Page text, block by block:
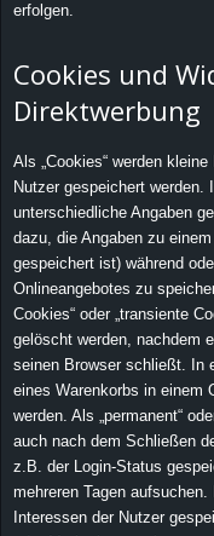
erfolgen.
Cookies und
Direktwerbung
Als „Cookies“ werden
Nutzer gespeichert werden.
unterschiedliche Angaben
dazu, die Angaben zu
gespeichert ist) während
Onlineangebotes zu
Cookies“ oder „transiente
gelöscht werden, nachdem
seinen Browser schließt. In
eines Warenkorbs in einem
werden. Als „permanent“
auch nach dem Schließen
z.B. der Login-Status
mehreren Tagen
Interessen der Nutzer